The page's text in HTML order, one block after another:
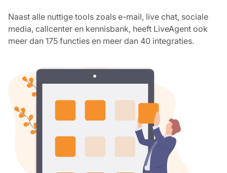
Naast alle nuttige tools zoals e-mail, live chat, sociale
media, callcenter en kennisbank, heeft LiveAgent ook
meer dan 175 functies en meer dan 40 integraties.